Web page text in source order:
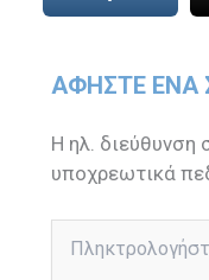
ΑΦΉΣΤΕ ΈΝΑ
Η ηλ. διεύθυνση
υποχρεωτικά
εδώ..